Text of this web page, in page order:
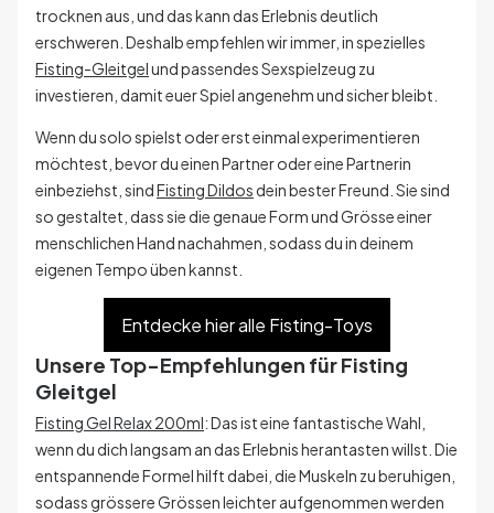
trocknen aus, und das kann das Erlebnis deutlich
erschweren. Deshalb empfehlen wir immer, in spezielles
Fisting-Gleitgelund passendes Sexspielzeug zu
investieren, damit euer Spiel angenehm und sicher bleibt.
Wenn du solo spielst oder erst einmal experimentieren
möchtest, bevor du einen Partner oder eine Partnerin
einbeziehst, sindFisting Dildos dein bester Freund. Sie sind
so gestaltet, dass sie die genaue Form und Grösse einer
menschlichen Hand nachahmen, sodass du in deinem
eigenen Tempo üben kannst.
Entdecke hier alle Fisting-Toys
Unsere Top-Empfehlungen für Fisting
Gleitgel
Fisting Gel Relax 200ml: Das ist eine fantastische Wahl,
wenn du dich langsam an das Erlebnis herantasten willst. Die
entspannende Formel hilft dabei, die Muskeln zu beruhigen,
sodass grössere Grössen leichter aufgenommen werden